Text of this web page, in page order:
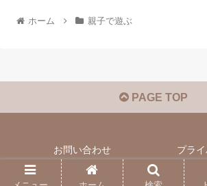
ホーム 親子で遊ぶ
PAGE TOP
お問い合わせ プライ
© 2021 海パパのにわ.